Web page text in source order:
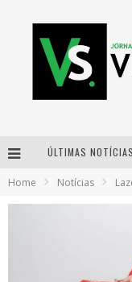
ÚLTIMAS NOTÍCIAS
Home Notícias